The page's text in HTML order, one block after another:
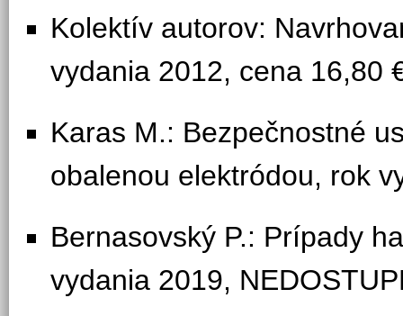
Kolektív autorov:
vydania 2012, cena 16,80
Karas M.: Bezpečnostné
obalenou elektródou, rok
Bernasovský P.: Prípady
vydania 2019,